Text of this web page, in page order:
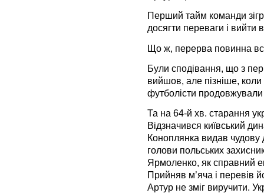
Перший тайм команди
досягти переваги і вийти
Що ж, перерва повинна
Були сподівання, що з
вийшов, але пізніше,
футболісти продовжували
Та на 64-й хв. старання
Відзначився київський
Коноплянка видав чудову
голови польських
Ярмоленко, як справний
Прийняв м’яча і перевів
Артур не зміг виручити.